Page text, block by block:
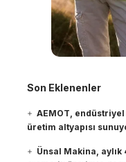
Son Eklenenler
AEMOT,
üretim altyapısı
Ünsal Makina,